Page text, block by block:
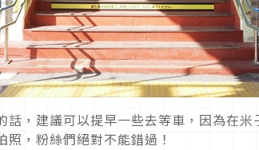
話，建議可以提早一些去等車，因為在米
，粉絲們絕對不能錯過！